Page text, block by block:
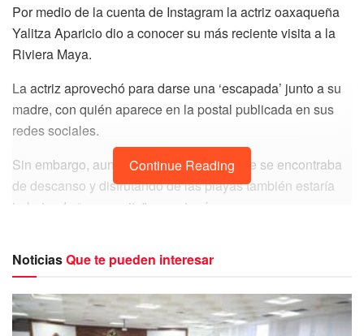
Por medio de la cuenta de Instagram la actriz oaxaqueña
Yalitza Aparicio dio a conocer su más reciente visita a la
Riviera Maya.
La actriz aprovechó para darse una ‘escapada’ junto a su
madre, con quién aparece en la postal publicada en sus
redes sociales.
Sin embargo, aunque Yalitza comentó que se encontraba
de descanso y disfrutando de las playas también estaría
trabajando “un poquito”, mencionó.
cuenta de Instagram, comentó “me gusta escaparme con
mi mamá para poder recargarme de energía (aunque tenga
que trabajar poquito)”.
Continue Reading
NoticiasQue te pueden interesar